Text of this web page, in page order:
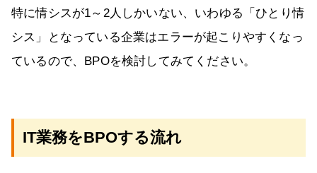
特に情シスが1～2人しかいない、いわゆる「ひとり情
シス」となっている企業はエラーが起こりやすくなっ
ているので、BPOを検討してみてください。
IT業務をBPOする流れ